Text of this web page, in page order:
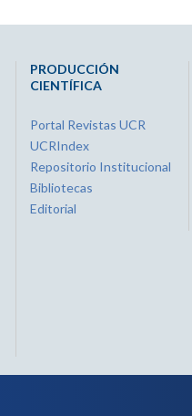
PRODUCCIÓN
CIENTÍFICA
Portal Revistas UCR
UCRIndex
Repositorio Institucional
Bibliotecas
Editorial